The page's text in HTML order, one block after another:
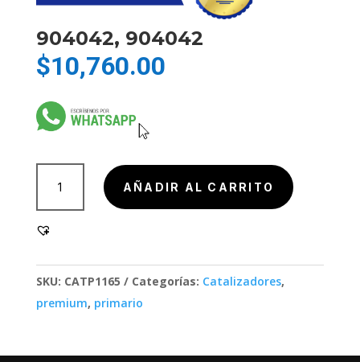
904042, 904042
$10,760.00
904042
cantidad
AÑADIR AL CARRITO
SKU: CATP1165 Categorías: Catalizadores,
premium, primario